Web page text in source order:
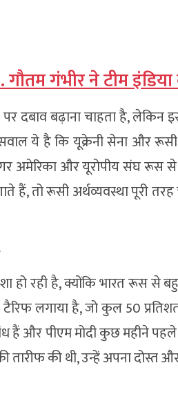
गंभीर ने टीम इंडिया
दबाव बढ़ाना चाहता है, लेकिन
ये है कि यूक्रेनी सेना और
अमेरिका और यूरोपीय संघ रूस
हैं, तो रूसी अर्थव्यवस्था पूरी
हो रही है, क्योंकि भारत रूस से
टैरिफ लगाया है, जो कुल 50
हैं और पीएम मोदी कुछ महीने
की तारीफ की थी, उन्हें अपना दोस्त